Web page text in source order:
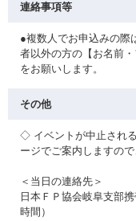
連絡事項等
●複数人でお申込みの際
者以外の方の【お名前
をお願いします。
その他
◇ イベントが中止され
ージでご案内しますの
＜当日の連絡先＞
日本ＦＰ協会岐阜支部
時間）